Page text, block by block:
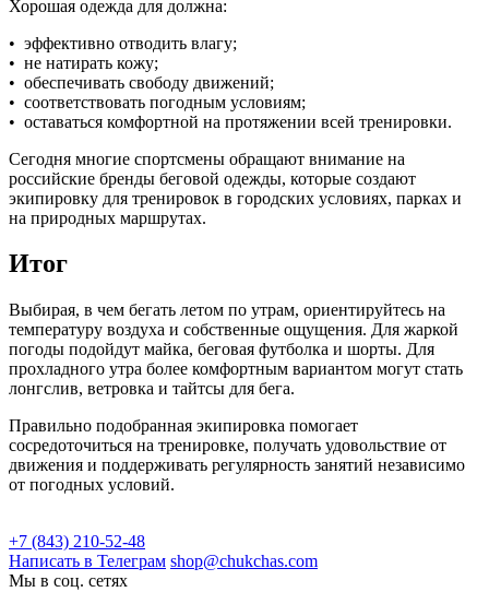
Хорошая одежда для должна:
• эффективно отводить влагу;
• не натирать кожу;
• обеспечивать свободу движений;
• соответствовать погодным условиям;
• оставаться комфортной на протяжении всей тренировки.
Сегодня многие спортсмены обращают внимание на
российские бренды беговой одежды, которые создают
экипировку для тренировок в городских условиях, парках и
на природных маршрутах.
Итог
Выбирая, в чем бегать летом по утрам, ориентируйтесь на
температуру воздуха и собственные ощущения. Для жаркой
погоды подойдут майка, беговая футболка и шорты. Для
прохладного утра более комфортным вариантом могут стать
лонгслив, ветровка и тайтсы для бега.
Правильно подобранная экипировка помогает
сосредоточиться на тренировке, получать удовольствие от
движения и поддерживать регулярность занятий независимо
от погодных условий.
+7 (843) 210-52-48
Написать в Телеграм shop@chukchas.com
Мы в соц. сетях